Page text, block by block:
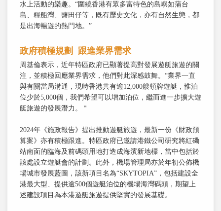
水上活動的樂趣。“圍繞香港有眾多富特色的島嶼如蒲台
島、糧船灣、鹽田仔等，既有歷史文化，亦有自然生態，都
是出海暢遊的熱門地。”
政府積極規劃 跟進業界需求
周基倫表示，近年特區政府已顯著提高對發展遊艇旅遊的關
注，並積極回應業界需求，他們對此深感鼓舞。“業界一直
與有關當局溝通，現時香港共有逾12,000艘領牌遊艇，惟泊
位少於5,000個，我們希望可以增加泊位，繼而進一步擴大遊
艇旅遊的發展潛力。＂
2024年《施政報告》提出推動遊艇旅遊，最新一份《財政預
算案》亦有積極跟進。特區政府已邀請港鐵公司研究將紅磡
站南面的臨海及前碼頭用地打造成海濱新地標，當中包括於
該處設立遊艇會的計劃。此外，機場管理局亦於年初公佈機
場城市發展藍圖，該新項目名為“SKYTOPIA”，包括建設全
港最大型、提供逾500個遊艇泊位的機場海灣碼頭，期望上
述建設項目為本港遊艇旅遊提供堅實的發展基礎。